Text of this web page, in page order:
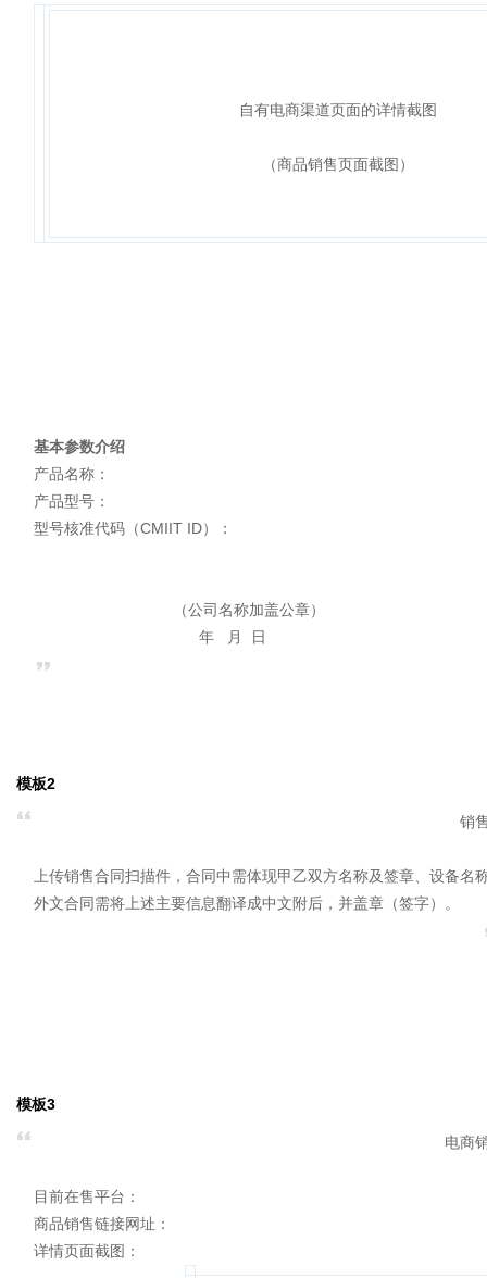
自有电商渠道页面的详情截图
（商品销售页面截图）
基本参数介绍
产品名称：
产品型号：
型号核准代码（CMIIT ID）：
（公司名称加盖公章）
年 月 日
模板2
销
上传销售合同扫描件，合同中需体现甲乙双方名称及签章、设备
外文合同需将上述主要信息翻译成中文附后，并盖章（签字）。
模板3
电商
目前在售平台：
商品销售链接网址：
详情页面截图：